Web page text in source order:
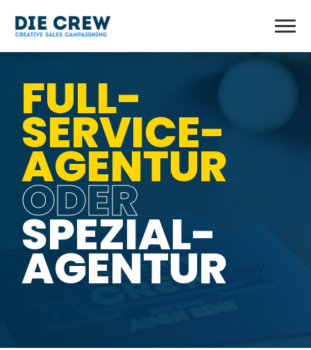
FULL-
SERVICE-
AGENTUR
ODER
SPEZIAL-
AGENTUR